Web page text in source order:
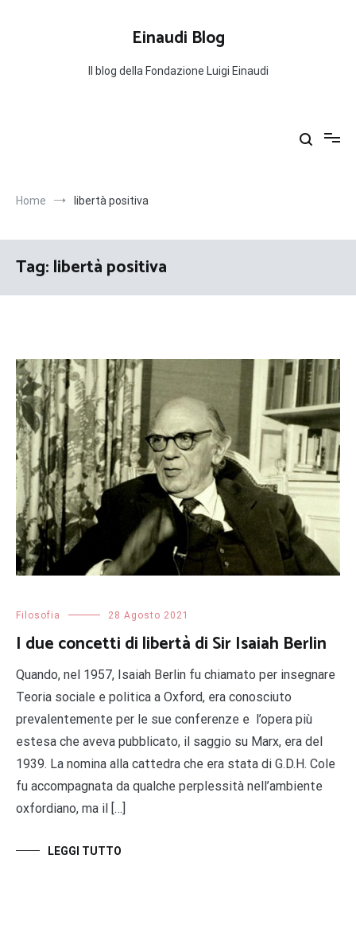
Einaudi Blog
Il blog della Fondazione Luigi Einaudi
Home libertà positiva
Tag:libertà positiva
Filosofia 28 Agosto 2021
I due concetti di libertà di Sir Isaiah Berlin
Quando, nel 1957, Isaiah Berlin fu chiamato per insegnare
Teoria sociale e politica a Oxford, era conosciuto
prevalentemente per le sue conferenze e l’opera più
estesa che aveva pubblicato, il saggio su Marx, era del
1939. La nomina alla cattedra che era stata di G.D.H. Cole
fu accompagnata da qualche perplessità nell’ambiente
oxfordiano, ma il […]
LEGGI TUTTO